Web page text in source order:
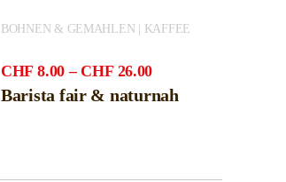
BOHNEN & GEMAHLEN | KAFFEE
CHF 8.00 – CHF 26.00Preisspanne:
CHF8.00
bis
Barista fair & naturnah